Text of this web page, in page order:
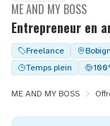
Entrepreneur en
ME AND MY BOSS
Freelance
Temps plein
ME AND MY BOSS